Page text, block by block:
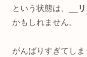
という状態は、__
かもしれません。
がんばりすぎてし